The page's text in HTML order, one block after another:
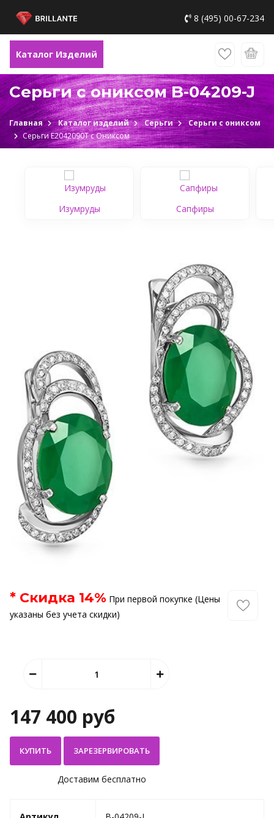
8 (495) 00-67-234
Каталог Изделий
Серьги с ониксом B-04209-J
Главная Каталог изделий Серьги
Серьги с ониксом
Серьги Е2042090Т c Ониксом
Изумруды Сапфиры
* Скидка 14% При первой покупке (Цены
указаны без учета скидки)
147 400 руб
КУПИТЬ
Доставим бесплатно